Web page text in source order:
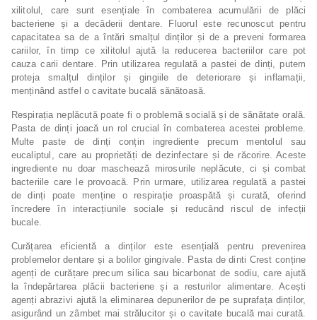
xilitolul, care sunt esențiale în combaterea acumulării de plăci
bacteriene și a decăderii dentare. Fluorul este recunoscut pentru
capacitatea sa de a întări smalțul dinților și de a preveni formarea
cariilor, în timp ce xilitolul ajută la reducerea bacteriilor care pot
cauza carii dentare. Prin utilizarea regulată a pastei de dinți, putem
proteja smalțul dinților și gingiile de deteriorare și inflamații,
menținând astfel o cavitate bucală sănătoasă.
Respirația neplăcută poate fi o problemă socială și de sănătate orală.
Pasta de dinți joacă un rol crucial în combaterea acestei probleme.
Multe paste de dinți conțin ingrediente precum mentolul sau
eucaliptul, care au proprietăți de dezinfectare și de răcorire. Aceste
ingrediente nu doar maschează mirosurile neplăcute, ci și combat
bacteriile care le provoacă. Prin urmare, utilizarea regulată a pastei
de dinți poate menține o respirație proaspătă și curată, oferind
încredere în interacțiunile sociale și reducând riscul de infecții
bucale.
Curățarea eficientă a dinților este esențială pentru prevenirea
problemelor dentare și a bolilor gingivale. Pasta de dinti Crest conține
agenți de curățare precum silica sau bicarbonat de sodiu, care ajută
la îndepărtarea plăcii bacteriene și a resturilor alimentare. Acești
agenți abrazivi ajută la eliminarea depunerilor de pe suprafața dinților,
asigurând un zâmbet mai strălucitor și o cavitate bucală mai curată.